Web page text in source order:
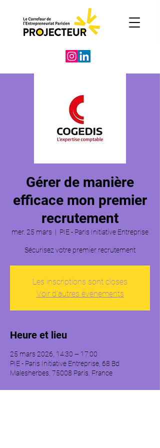
Gérer de manière
efficace mon premier
recrutement
mer. 25 mars
  |
PIE - Paris Initiative Entreprise
Les inscriptions sont closes
Voir d'autres événements
Heure et lieu
25 mars 2026, 14:30 – 17:00
PIE - Paris Initiative Entreprise, 68 Bd
Malesherbes, 75008 Paris, France